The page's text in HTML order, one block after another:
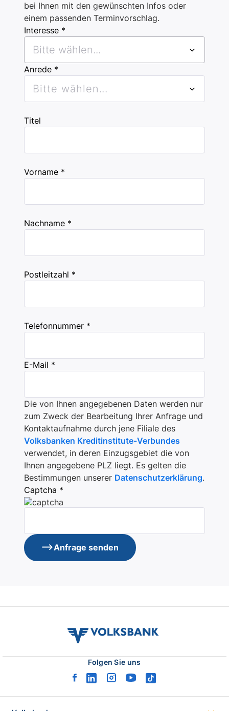
bei Ihnen mit den gewünschten Infos oder
einem passenden Terminvorschlag.
Interesse *
Bitte wählen...
Anrede *
Bitte wählen...
Titel
Vorname *
Nachname *
Postleitzahl *
Telefonnummer *
E-Mail *
Die von Ihnen angegebenen Daten werden nur
zum Zweck der Bearbeitung Ihrer Anfrage und
Kontaktaufnahme durch jene Filiale des
Volksbanken Kreditinstitute-Verbundes
verwendet, in deren Einzugsgebiet die von
Ihnen angegebene PLZ liegt. Es gelten die
Bestimmungen unserer Datenschutzerklärung.
Captcha *
Anfrage senden
volksbank
Folgen Sie uns
facebook
linkedininstagram
youtubetiktok